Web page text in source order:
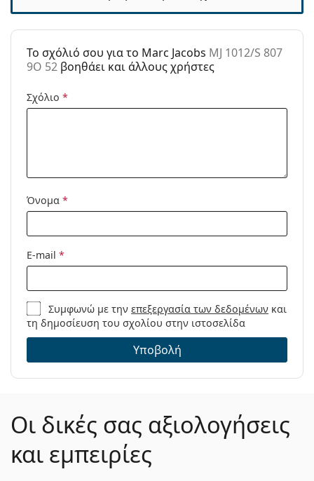
Άλλα
Τύπος:
Γυναικεία
Κατηγορία:
Γυαλιά Ηλίου Επώνυμες Μάρκες
Χρήση:
Μόδα
To σχόλιό σου για το Marc Jacobs MJ 1012/S 807
9O 52 βοηθάει και άλλους χρήστες
Σχόλιο *
Όνομα *
E-mail *
Συμφωνώ με τηνεπεξεργασία των δεδομένων και
τη δημοσίευση του σχολίου στην ιστοσελίδα
Υποβολή
Οι δικές σας αξιολογήσεις
και εμπειρίες